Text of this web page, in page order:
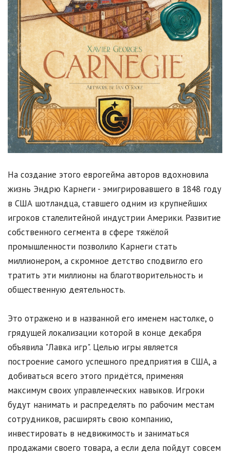
На создание этого еврогейма авторов вдохновила
жизнь Эндрю Карнеги - эмигрировавшего в 1848 году
в США шотландца, ставшего одним из крупнейших
игроков сталелитейной индустрии Америки. Развитие
собственного сегмента в сфере тяжёлой
промышленности позволило Карнеги стать
миллионером, а скромное детство сподвигло его
тратить эти миллионы на благотворительность и
общественную деятельность.
Это отражено и в названной его именем настолке, о
грядущей локализации которой в конце декабря
объявила "Лавка игр". Целью игры является
построение самого успешного предприятия в США, а
добиваться всего этого придётся, применяя
максимум своих управленческих навыков. Игроки
будут нанимать и распределять по рабочим местам
сотрудников, расширять свою компанию,
инвестировать в недвижимость и заниматься
продажами своего товара, а если дела пойдут совсем